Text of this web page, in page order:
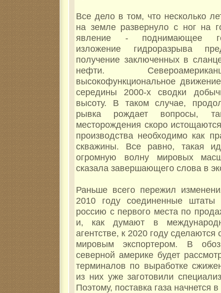
Все дело в том, что несколько
на земле развернуло с ног на
явление - поднимающее
изложение гидроразрыва
получение заключенных в
нефти.
высокофункциональное
середины 2000-х сводки
высоту. В таком случае,
рывка рождает вопросы,
месторождения скоро
производства необходимо как
скважины. Все равно, такая
огромную волну мировых
сказала завершающего слова в
Раньше всего пережил
2010 году соединенные штаты
россию с первого места по
и, как думают в
агентстве, к 2020 году
мировым экспортером. В
северной америке будет
терминалов по выработке
из них уже заготовили
Поэтому, поставка газа начнется